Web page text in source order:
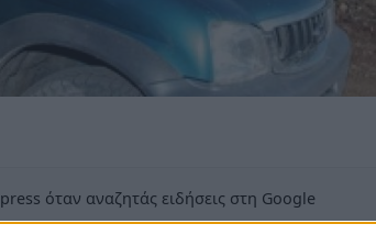
όταν αναζητάς ειδήσεις στη Google